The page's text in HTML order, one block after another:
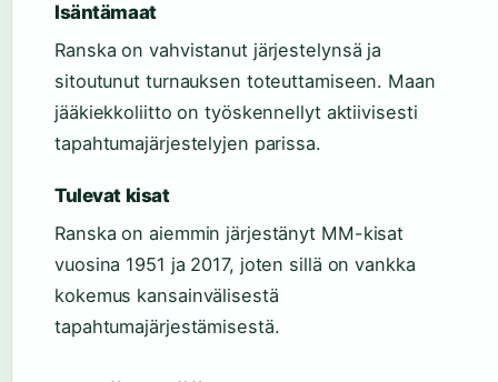
Isäntämaat
Ranska on vahvistanut järjestelynsä ja
sitoutunut turnauksen toteuttamiseen. Maan
jääkiekkoliitto on työskennellyt aktiivisesti
tapahtumajärjestelyjen parissa.
Tulevat kisat
Ranska on aiemmin järjestänyt MM-kisat
vuosina 1951 ja 2017, joten sillä on vankka
kokemus kansainvälisestä
tapahtumajärjestämisestä.